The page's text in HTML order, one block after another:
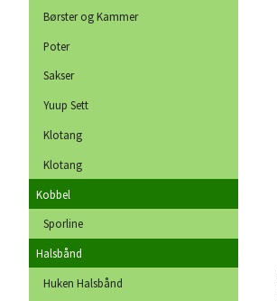
Børster og Kammer
Poter
Sakser
Yuup Sett
Klotang
Klotang
Kobbel
Sporline
Halsbånd
Huken Halsbånd